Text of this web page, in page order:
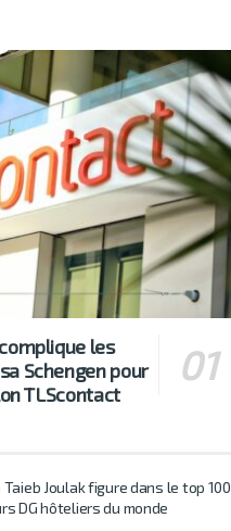
les
Schengen pour
TLScontact
Taieb Joulak figure dans le top 100
DG hôteliers du monde